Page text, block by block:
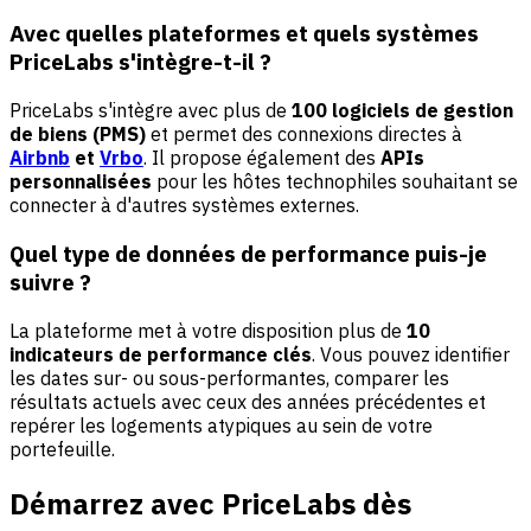
Avec quelles plateformes et quels systèmes
PriceLabs s'intègre-t-il ?
PriceLabs s'intègre avec plus de 100 logiciels de gestion
de biens (PMS) et permet des connexions directes à
Airbnb et Vrbo. Il propose également des APIs
personnalisées pour les hôtes technophiles souhaitant se
connecter à d'autres systèmes externes.
Quel type de données de performance puis-je
suivre ?
La plateforme met à votre disposition plus de 10
indicateurs de performance clés. Vous pouvez identifier
les dates sur- ou sous-performantes, comparer les
résultats actuels avec ceux des années précédentes et
repérer les logements atypiques au sein de votre
portefeuille.
Démarrez avec PriceLabs dès